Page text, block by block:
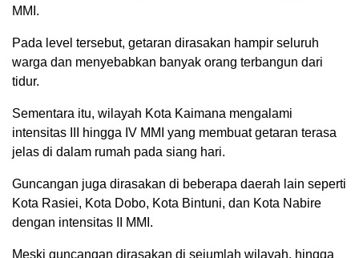
MMI.
Pada level tersebut, getaran dirasakan hampir seluruh
warga dan menyebabkan banyak orang terbangun dari
tidur.
Sementara itu, wilayah Kota Kaimana mengalami
intensitas III hingga IV MMI yang membuat getaran terasa
jelas di dalam rumah pada siang hari.
Guncangan juga dirasakan di beberapa daerah lain seperti
Kota Rasiei, Kota Dobo, Kota Bintuni, dan Kota Nabire
dengan intensitas II MMI.
Meski guncangan dirasakan di sejumlah wilayah, hingga